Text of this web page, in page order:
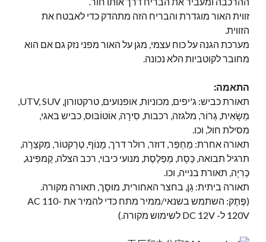
זווית האור מוגדרת והבריח הזה מתהדק כדי לאבטח את
הזווית.
מערכת הגנה על כוח עצמי, מגן על האור מפני נזק גם אם הוא
מחובר לקוטביות הלא נכונה.
התאמה:
מַשָׂאִית, גְרוֹר, מלגזה, רכבות, סִירָה, אוֹטוֹבּוּס, כביש באגי,
מסילת חול, וכו.
תאורה אחרת: מַחְפֵּר, דוזר, רולר דרך, מָנוֹף, טְרַקטוֹר, מַקצֵרָה,
תרגיל תבואה, כַּסָח, מְפַלֶסֶת, מנועי כיבוי, רכב הצלה, קֶמפִּינג,
כְּרִיָה, תאורת בנייה, וכו.
תאורה ביתית: גַן, בחצר האחורית, מוּסָך, תאורה מקורה.
(פֶּתֶק: השתמש בשנאי/ממיר מתח כדי להמיר את AC 110-
120V ל- DC 12V לשימוש מקורה.)